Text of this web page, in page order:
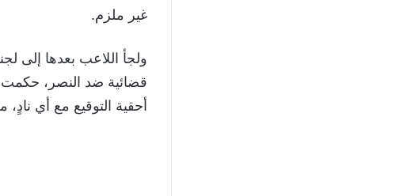
غير ملزم.
ولجأ اللاعب بعدها إلى
قضائية ضد النصر، حكمت
أحقية التوقيع مع أي نادٍ،